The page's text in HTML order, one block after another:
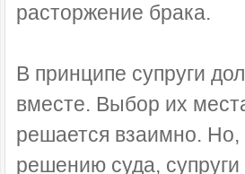
расторжение брака.
В принципе супруги
вместе. Выбор их
решается взаимно. Но,
решению суда, супруги